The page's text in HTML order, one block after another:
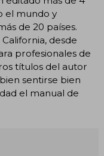
el mundo y
de 20 países.
desde
profesionales de
títulos del autor
sentirse bien
el manual de